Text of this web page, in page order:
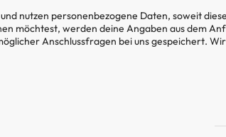
nutzen personenbezogene Daten, soweit
möchtest, werden deine Angaben aus dem
Anschlussfragen bei uns gespeichert.